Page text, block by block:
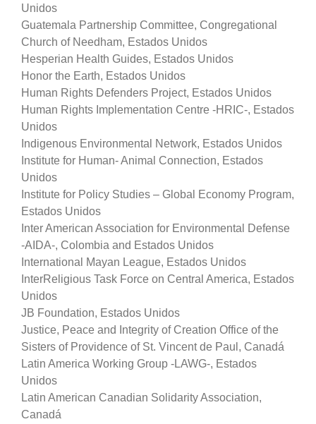
Unidos
Guatemala Partnership Committee, Congregational
Church of Needham, Estados Unidos
Hesperian Health Guides, Estados Unidos
Honor the Earth, Estados Unidos
Human Rights Defenders Project, Estados Unidos
Human Rights Implementation Centre -HRIC-, Estados
Unidos
Indigenous Environmental Network, Estados Unidos
Institute for Human- Animal Connection, Estados
Unidos
Institute for Policy Studies – Global Economy Program,
Estados Unidos
Inter American Association for Environmental Defense
-AIDA-, Colombia and Estados Unidos
International Mayan League, Estados Unidos
InterReligious Task Force on Central America, Estados
Unidos
JB Foundation, Estados Unidos
Justice, Peace and Integrity of Creation Office of the
Sisters of Providence of St. Vincent de Paul, Canadá
Latin America Working Group -LAWG-, Estados
Unidos
Latin American Canadian Solidarity Association,
Canadá